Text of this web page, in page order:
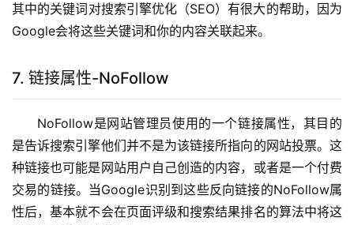
其中的关键词对搜索引擎优化（SEO）有很大的帮助，因为
Google会将这些关键词和你的内容关联起来。
7. 链接属性-NoFollow
NoFollow是网站管理员使用的一个链接属性，其目的
是告诉搜索引擎他们并不是为该链接所指向的网站投票。这
种链接也可能是网站用户自己创造的内容，或者是一个付费
交易的链接。当Google识别到这些反向链接的NoFollow属
性后，基本就不会在页面评级和搜索结果排名的算法中将这